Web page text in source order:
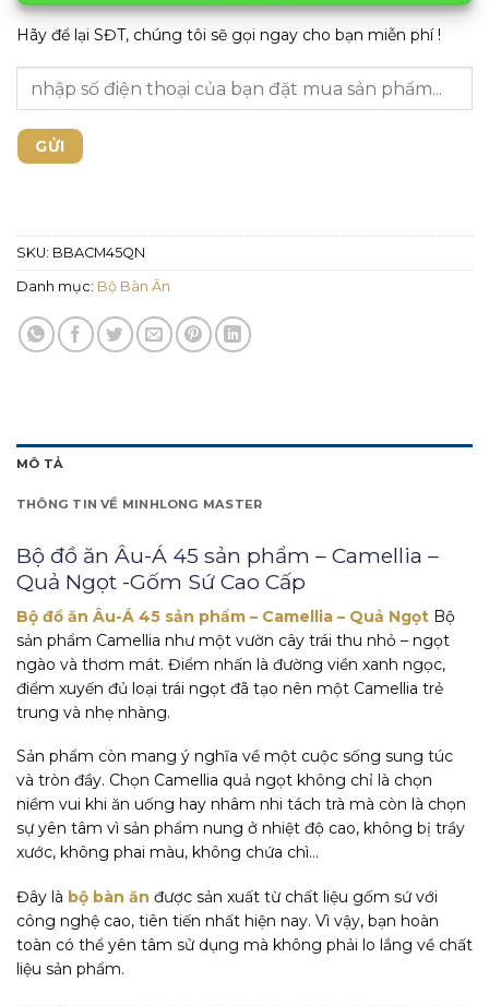
Hãy để lại SĐT, chúng tôi sẽ gọi ngay cho bạn miễn phí !
SKU: BBACM45QN
Danh mục: Bộ Bàn Ăn
MÔ TẢ
THÔNG TIN VỀ MINHLONG MASTER
Bộ đồ ăn Âu-Á 45 sản phẩm – Camellia –
Quả Ngọt -Gốm Sứ Cao Cấp
Bộ đồ ăn Âu-Á 45 sản phẩm – Camellia – Quả Ngọt Bộ
sản phẩm Camellia như một vườn cây trái thu nhỏ – ngọt
ngào và thơm mát. Điểm nhấn là đường viền xanh ngọc,
điểm xuyến đủ loại trái ngọt đã tạo nên một Camellia trẻ
trung và nhẹ nhàng.
Sản phẩm còn mang ý nghĩa về một cuộc sống sung túc
và tròn đầy. Chọn Camellia quả ngọt không chỉ là chọn
niềm vui khi ăn uống hay nhâm nhi tách trà mà còn là chọn
sự yên tâm vì sản phẩm nung ở nhiệt độ cao, không bị trầy
xước, không phai màu, không chứa chì…
Đây là bộ bàn ăn được sản xuất từ chất liệu gốm sứ với
công nghệ cao, tiên tiến nhất hiện nay. Vì vậy, bạn hoàn
toàn có thể yên tâm sử dụng mà không phải lo lắng về chất
liệu sản phẩm.